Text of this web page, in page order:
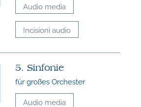
Audio media
Incisioni audio
5. Sinfonie
für großes Orchester
Audio media